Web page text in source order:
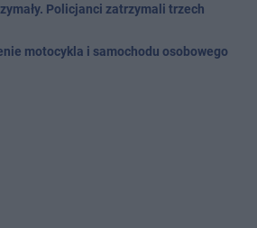
Policjanci zatrzymali trzech
motocykla i samochodu osobowego